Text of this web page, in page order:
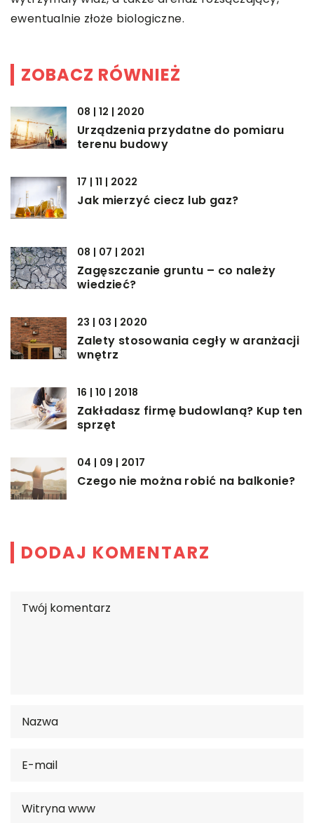
ewentualnie złoże biologiczne.
ZOBACZ RÓWNIEŻ
08 | 12 | 2020
Urządzenia przydatne do pomiaru
terenu budowy
17 | 11 | 2022
Jak mierzyć ciecz lub gaz?
08 | 07 | 2021
Zagęszczanie gruntu – co należy
wiedzieć?
23 | 03 | 2020
Zalety stosowania cegły w aranżacji
wnętrz
16 | 10 | 2018
Zakładasz firmę budowlaną? Kup ten
sprzęt
04 | 09 | 2017
Czego nie można robić na balkonie?
DODAJ KOMENTARZ